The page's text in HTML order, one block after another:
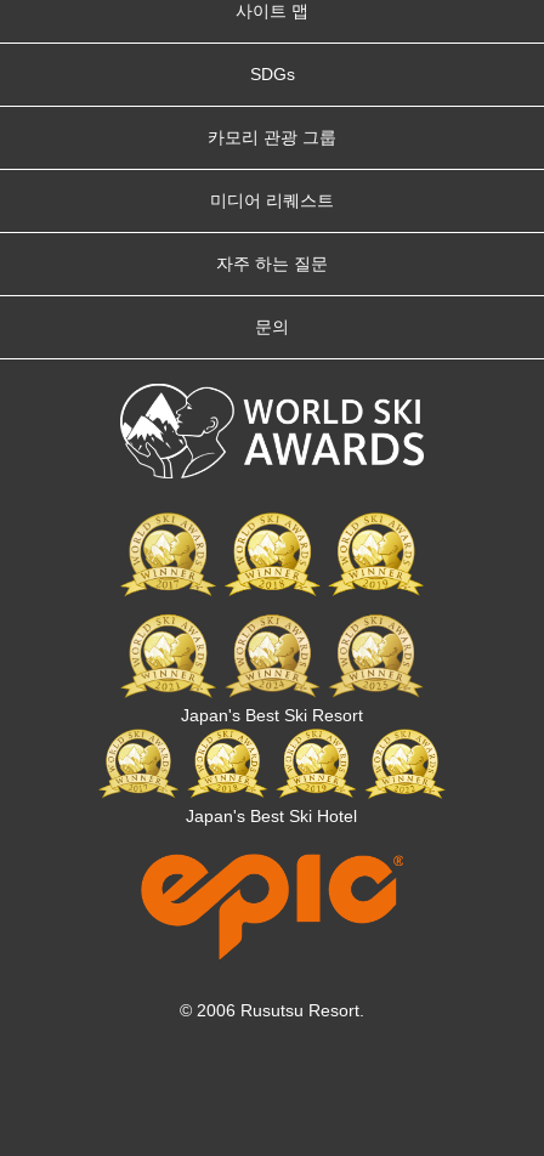
Japan's Best Ski Resort
Japan's Best Ski Hotel
사이트 맵
SDGs
카모리 관광 그룹
미디어 리퀘스트
자주 하는 질문
문의
© 2006 Rusutsu Resort.